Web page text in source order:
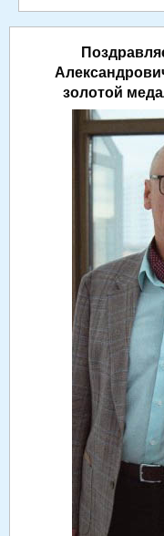
золотой